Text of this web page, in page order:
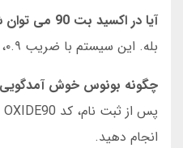
آیا در اکسید بت 90 می توان شرط بندی کرد؟
بله. این سیستم با ضریب ۰.۹، مناسب کاربران مبتدی است.
چگونه بونوس خوش آمدگویی
انجام دهید.